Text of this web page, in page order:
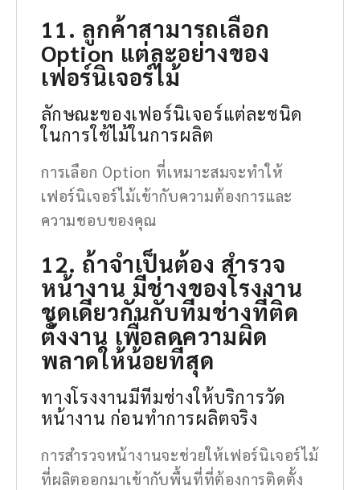
11. ลูกค้าสามารถเลือก
Option แต่ละอย่างของ
เฟอร์นิเจอร์ไม้
ลักษณะของเฟอร์นิเจอร์แต่ละชนิด
ในการใช้ไม้ในการผลิต
การเลือก Option ที่เหมาะสมจะทำให้
เฟอร์นิเจอร์ไม้เข้ากับความต้องการและ
ความชอบของคุณ
12. ถ้าจำเป็นต้อง สำรวจ
หน้างาน มีช่างของโรงงาน
ชุดเดียวกันกับทีมช่างที่ติด
ตั้งงาน เพื่อลดความผิด
พลาดให้น้อยที่สุด
ทางโรงงานมีทีมช่างให้บริการวัด
หน้างาน ก่อนทำการผลิตจริง
การสำรวจหน้างานจะช่วยให้เฟอร์นิเจอร์ไม้
ที่ผลิตออกมาเข้ากับพื้นที่ที่ต้องการติดตั้ง